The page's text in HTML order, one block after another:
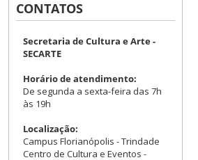
CONTATOS
Secretaria de Cultura e Arte -
SECARTE
Horário de atendimento:
De segunda a sexta-feira das 7h
às 19h
Localização:
Campus Florianópolis - Trindade
Centro de Cultura e Eventos -